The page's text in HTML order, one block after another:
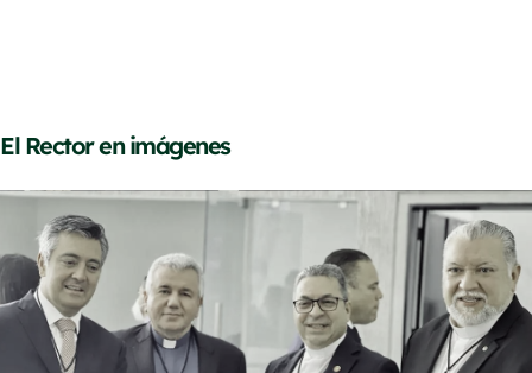
El Rector en imágenes